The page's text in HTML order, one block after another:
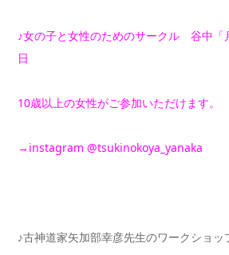
♪女の子と女性のためのサークル 谷中「
日
10歳以上の女性がご参加いただけます。
→ instagram @tsukinokoya_yanaka
♪古神道家矢加部幸彦先生のワークショッ